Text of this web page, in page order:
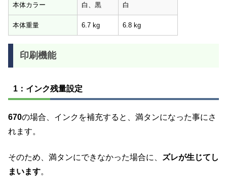
本体カラー 白、黒 白
本体重量 6.7 kg 6.8 kg
印刷機能
1：インク残量設定
670の場合、インクを補充すると、満タンになった事にさ
れます。
そのため、満タンにできなかった場合に、
ズレが生じてし
まいます。